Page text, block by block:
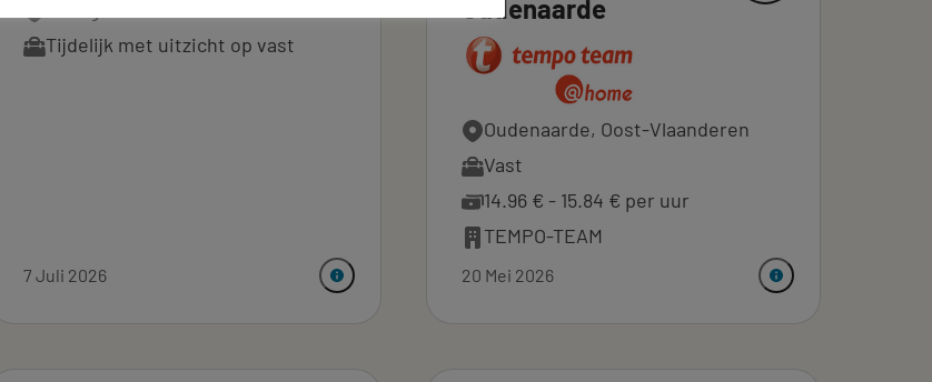
Tijdelijk met uitzicht op vast
7 Juli 2026
Oudenaarde
Oudenaarde, Oost-Vlaanderen
Vast
14.96 € - 15.84 € per uur
TEMPO-TEAM
20 Mei 2026